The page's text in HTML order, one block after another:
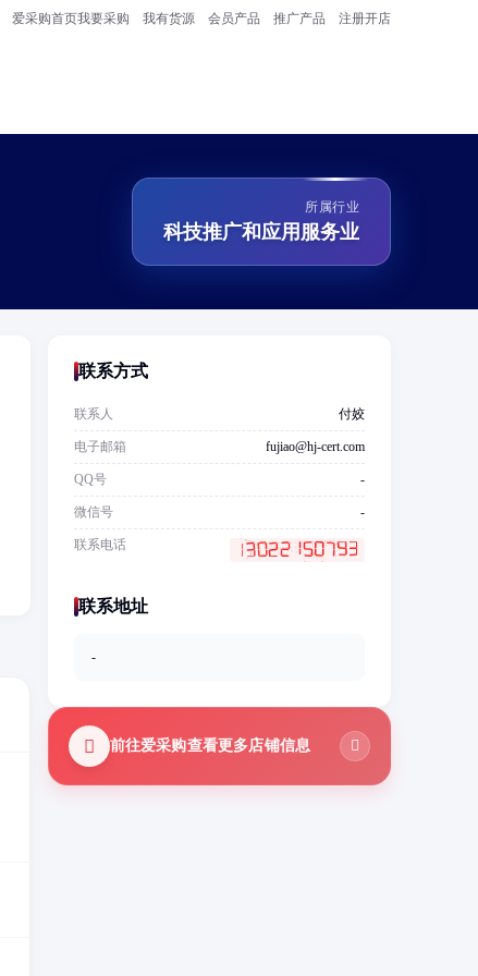
爱采购首页我要采购 我有货源 会员产品 推广产品 注册开店
所属行业
科技推广和应用服务业
联系方式
联系人 付姣
电子邮箱 fujiao@hj-cert.com
QQ号 -
微信号 -
联系电话
联系地址
-
前往爱采购查看更多店铺信息